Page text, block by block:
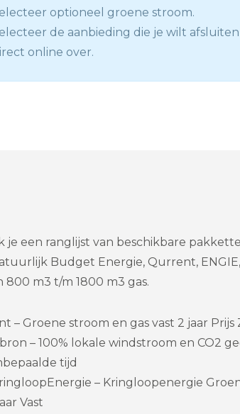
optioneel groene stroom.
de aanbieding die je wilt
online over.
een ranglijst van beschikbare
Budget Energie, Qurrent,
m3 t/m 1800 m3 gas.
– Groene stroom en gas vast 2 jaar Prijs
– 100% lokale windstroom en CO2
tijd
– Kringloopenergie
Vast